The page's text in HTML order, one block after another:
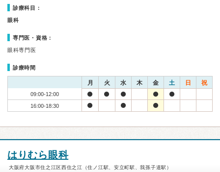
診療科目：
眼科
専門医・資格：
眼科専門医
診療時間
月 火 水 木 金 土 日 祝
09:00-12:00
16:00-18:30
はりむら眼科
大阪府大阪市住之江区西住之江（住ノ江駅、安立町駅、我孫子道駅）